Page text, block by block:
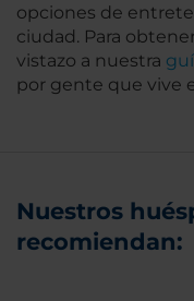
opciones de
ciudad. Para
vistazo a nuestra
por gente que vive
Nuestros
recomiendan: